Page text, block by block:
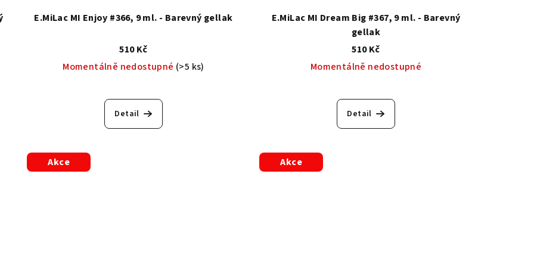
E.MiLac MI Enjoy #366, 9 ml. - Barevný gellak
510 Kč
Momentálně nedostupné (>5 ks)
Detail
E.MiLac MI Dream Big #367, 9 ml. - Barevný
gellak
510 Kč
Momentálně nedostupné
Detail
Akce Akce